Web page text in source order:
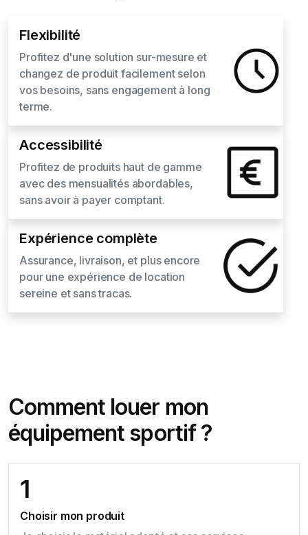
Flexibilité
Profitez d'une solution sur-mesure et
changez de produit facilement selon
vos besoins, sans engagement à long
terme.
Accessibilité
Profitez de produits haut de gamme
avec des mensualités abordables,
sans avoir à payer comptant.
Expérience complète
Assurance, livraison, et plus encore
pour une expérience de location
sereine et sans tracas.
Comment louer mon
équipement sportif ?
1
Choisir mon produit